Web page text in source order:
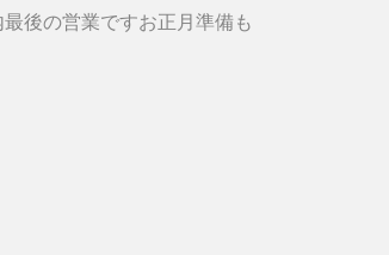
後の営業ですお正月準備も